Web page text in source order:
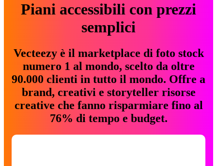
Piani accessibili con prezzi
semplici
Vecteezy è il marketplace di foto stock
numero 1 al mondo, scelto da oltre
90.000 clienti in tutto il mondo. Offre a
brand, creativi e storyteller risorse
creative che fanno risparmiare fino al
76% di tempo e budget.